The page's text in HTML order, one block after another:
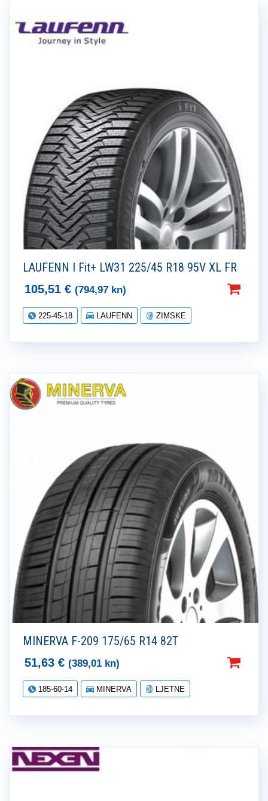
LAUFENN I Fit+ LW31 225/45 R18 95V XL FR
105,51 € (794,97 kn)
225-45-18 LAUFENN ZIMSKE
MINERVA F-209 175/65 R14 82T
51,63 € (389,01 kn)
185-60-14 MINERVA LJETNE